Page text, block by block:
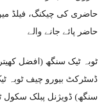
حاضری کی چیکنگ، فیلڈ
حاضر پائے جانے والے
ٹوبہ ٹیک سنگھ (افضل
ڈسٹرکٹ بیورو چیف ٹوبہ
سنگھ) ڈویژنل پبلک سکول